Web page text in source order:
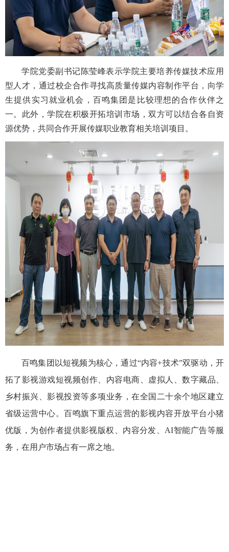
学院党委副书记陈莹峰表示学院主要培养传媒技术应用
型人才，通过校企合作寻找高质量传媒内容制作平台，向学
生提供实习就业机会，百鸣集团是比较理想的合作伙伴之
一。此外，学院在积极开拓培训市场，双方可以结合各自资
源优势，共同合作开展传媒职业教育相关培训项目。
百鸣集团以短视频为核心，通过“内容+技术”双驱动，开
拓了影视游戏短视频创作、内容电商、虚拟人、数字藏品、
乡村振兴、影视投资等多项业务，在全国二十余个地区建立
省级运营中心。百鸣旗下重点运营的影视内容开放平台小猪
优版，为创作者提供影视版权、内容分发、 AI智能广告等服
务，在用户市场占有一席之地。